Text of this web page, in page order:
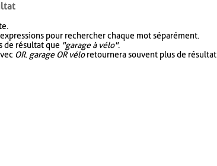
pour rechercher chaque mot séparément.
de résultat que "garage à vélo".
OR. garage OR véloretournera souvent plus de résultat